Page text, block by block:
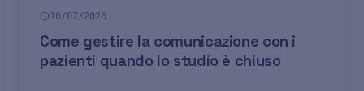
16/07/2026
Come gestire la comunicazione con i
pazienti quando lo studio è chiuso